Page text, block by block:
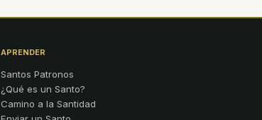
APRENDER
Santos Patronos
¿Qué es un Santo?
Camino a la Santidad